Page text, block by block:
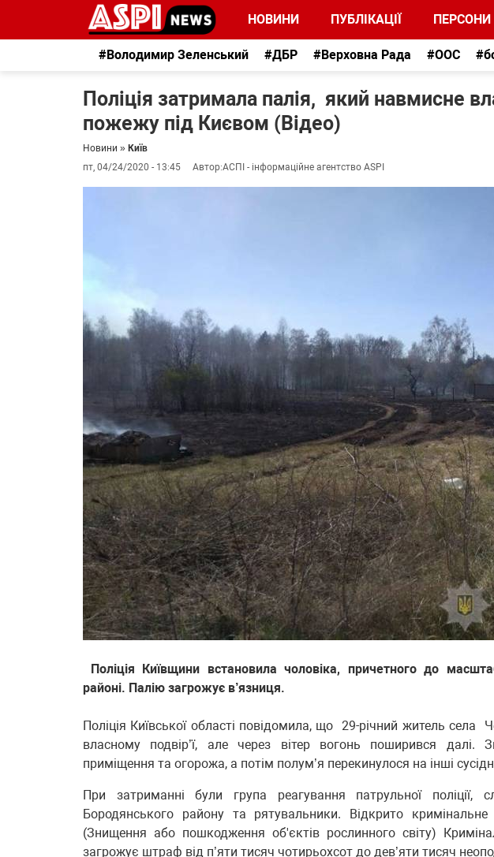
НОВИНИ ПУБЛІКАЦІЇ ПЕРСОНИ
#Володимир Зеленський #ДБР #Верховна Рада #ООС
Поліція затримала палія, який навмисне
пожежу під Києвом (Відео)
Новини » Київ
пт, 04/24/2020 - 13:45
Автор:АСПІ - інформаційне агентство ASPI
Поліція Київщини встановила чоловіка, причетного до
районі. Палію загрожує в’язниця.
Поліція Київської області повідомила, що 29-річний житель села
власному подвір’ї, але через вітер вогонь поширився далі.
приміщення та огорожа, а потім полум’я перекинулося на інші
При затриманні були група реагування патрульної поліції,
Бородянського району та рятувальники. Відкрито
(Знищення або пошкодження об'єктів рослинного світу)
загрожує штраф від п’яти тисяч чотирьохсот до дев’яти тисяч